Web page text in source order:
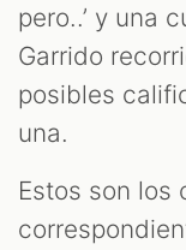
pero..’ y una
Garrido
posibles
una.
Estos son los